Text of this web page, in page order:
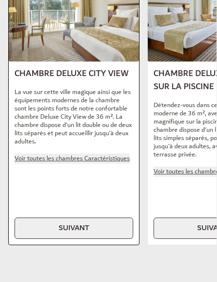
CHAMBRE DELUXE CITY VIEW
La vue sur cette ville magique ainsi que les
équipements modernes de la chambre
sont les points forts de notre confortable
chambre Deluxe City View de 36 m². La
chambre dispose d'un lit double ou de deux
lits séparés et peut accueillir jusqu'à deux
adultes.
Voir toutes les chambres Caractéristiques
SUIVANT
CHAMBRE
SUR LA PISCINE
Détendez-vous dans
moderne de 36 m²,
magnifique sur la
chambre dispose d'un
lits simples séparés,
jusqu'à deux adultes,
terrasse privée.
Voir toutes les